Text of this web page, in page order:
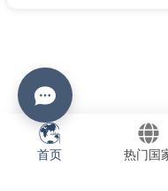
首页 热门国